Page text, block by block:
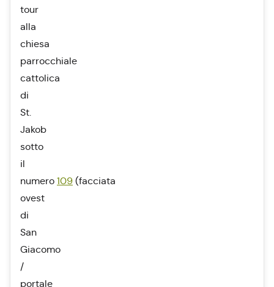
tour
alla
chiesa
parrocchiale
cattolica
di
St.
Jakob
sotto
il
numero 109 (facciata
ovest
di
San
Giacomo
/
portale